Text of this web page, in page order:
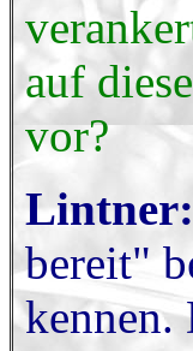
auf
vor?
Lintner:
bereit"
kennen.